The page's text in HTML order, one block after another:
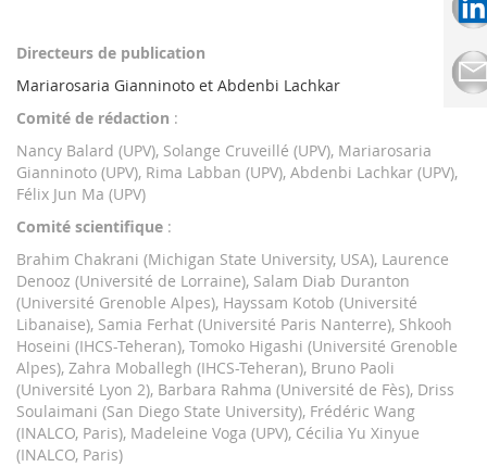
Directeurs de publication
Mariarosaria Gianninoto et Abdenbi Lachkar
Comité de rédaction :
Nancy Balard (UPV), Solange Cruveillé (UPV), Mariarosaria
Gianninoto (UPV), Rima Labban (UPV), Abdenbi Lachkar (UPV),
Félix Jun Ma (UPV)
Comité scientifique :
Brahim Chakrani (Michigan State University, USA), Laurence
Denooz (Université de Lorraine), Salam Diab Duranton
(Université Grenoble Alpes), Hayssam Kotob (Université
Libanaise), Samia Ferhat (Université Paris Nanterre), Shkooh
Hoseini (IHCS-Teheran), Tomoko Higashi (Université Grenoble
Alpes), Zahra Moballegh (IHCS-Teheran), Bruno Paoli
(Université Lyon 2), Barbara Rahma (Université de Fès), Driss
Soulaimani (San Diego State University), Frédéric Wang
(INALCO, Paris), Madeleine Voga (UPV), Cécilia Yu Xinyue
(INALCO, Paris)